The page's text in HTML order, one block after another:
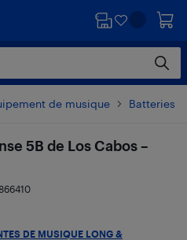
de musique Batteries,
5B de Los Cabos –
DE MUSIQUE LONG &